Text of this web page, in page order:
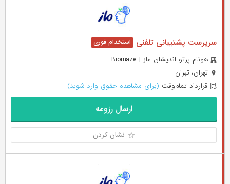
سرپرست پشتیبانی تلفنی
هونام پرتو اندیشان ماز | Biomaze
تهران، تهران
قرارداد تمام‌وقت (برای مشاهده حقوق وارد شوید)
ارسال رزومه
نشان کردن